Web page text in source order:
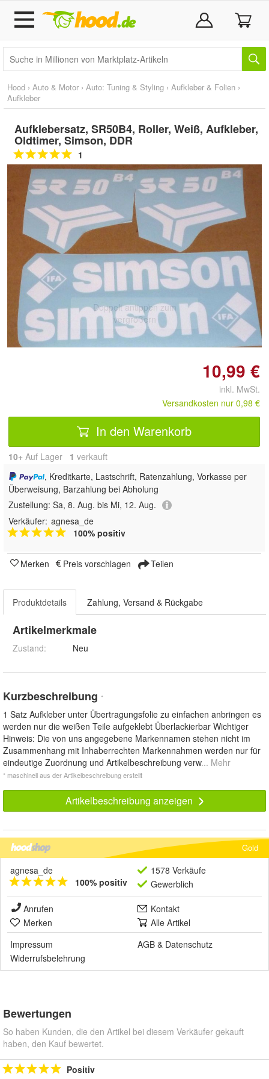
Hood › Auto & Motor › Auto: Tuning & Styling › Aufkleber & Folien ›
Aufkleber
Aufklebersatz, SR50B4, Roller, Weiß, Aufkleber,
Oldtimer, Simson, DDR
1
Doppelt antippen zum
vergrößern
10,99 €
inkl. MwSt.
Versandkosten nur 0,98 €
In den Warenkorb
10+ Auf Lager 1 verkauft
, Kreditkarte, Lastschrift, Ratenzahlung, Vorkasse per
Überweisung, Barzahlung bei Abholung
Zustellung: Sa, 8. Aug. bis Mi, 12. Aug.
Verkäufer: agnesa_de
100% positiv
Merken Preis vorschlagen Teilen
Produktdetails Zahlung, Versand & Rückgabe
Artikelmerkmale
Zustand: Neu
Kurzbeschreibung *
1 Satz Aufkleber unter Übertragungsfolie zu einfachen anbringen es
werden nur die weißen Teile aufgeklebt Überlackierbar Wichtiger
Hinweis: Die von uns angegebene Markennamen stehen nicht im
Zusammenhang mit Inhaberrechten Markennahmen werden nur für
eindeutige Zuordnung und Artikelbeschreibung verw... Mehr
* maschinell aus der Artikelbeschreibung erstellt
Artikelbeschreibung anzeigen
Gold
agnesa_de
100% positiv
1578 Verkäufe
Gewerblich
Anrufen
Kontakt
Merken
Alle Artikel
Impressum
AGB & Datenschutz
Widerrufsbelehrung
Bewertungen
So haben Kunden, die den Artikel bei diesem Verkäufer gekauft
haben, den Kauf bewertet.
Positiv